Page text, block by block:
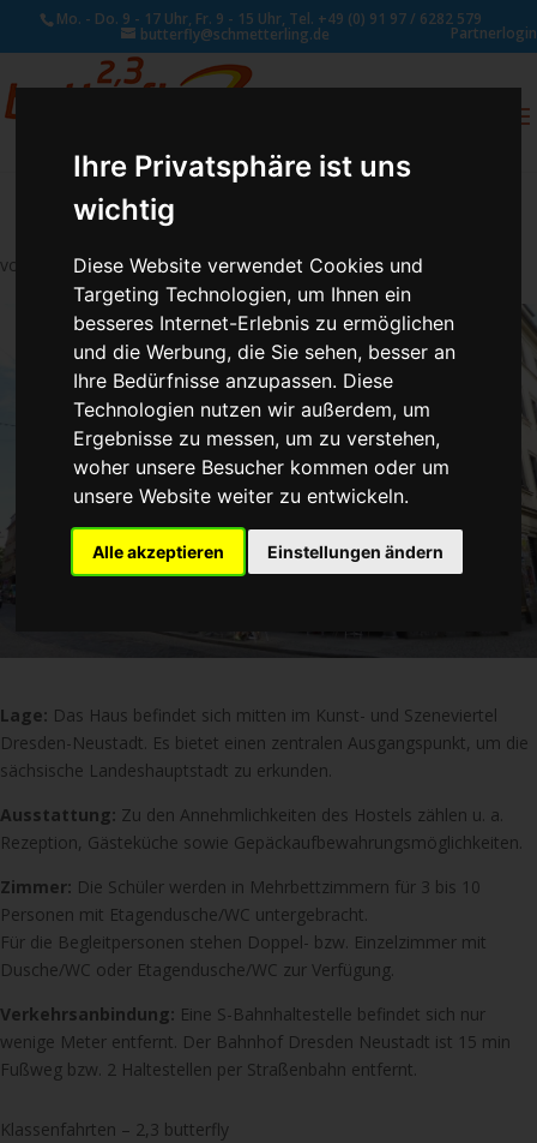
Ihre Privatsphäre ist uns
wichtig
Diese Website verwendet Cookies und
Targeting Technologien, um Ihnen ein
besseres Internet-Erlebnis zu ermöglichen
und die Werbung, die Sie sehen, besser an
Ihre Bedürfnisse anzupassen. Diese
Technologien nutzen wir außerdem, um
Ergebnisse zu messen, um zu verstehen,
woher unsere Besucher kommen oder um
unsere Website weiter zu entwickeln.
Alle akzeptieren Einstellungen ändern
Mo. - Do. 9 - 17 Uhr, Fr. 9 - 15 Uhr, Tel. +49 (0) 91 97 / 6282 579
butterfly@schmetterling.de Partnerlogin
von Susan Naumann|Jan. 18, 2018
Lage: Das Haus befindet sich mitten im Kunst- und Szeneviertel
Dresden-Neustadt. Es bietet einen zentralen Ausgangspunkt, um die
sächsische Landeshauptstadt zu erkunden.
Ausstattung: Zu den Annehmlichkeiten des Hostels zählen u. a.
Rezeption, Gästeküche sowie Gepäckaufbewahrungsmöglichkeiten.
Zimmer: Die Schüler werden in Mehrbettzimmern für 3 bis 10
Personen mit Etagendusche/WC untergebracht.
Für die Begleitpersonen stehen Doppel- bzw. Einzelzimmer mit
Dusche/WC oder Etagendusche/WC zur Verfügung.
Verkehrsanbindung: Eine S-Bahnhaltestelle befindet sich nur
wenige Meter entfernt. Der Bahnhof Dresden Neustadt ist 15 min
Fußweg bzw. 2 Haltestellen per Straßenbahn entfernt.
Klassenfahrten – 2,3 butterfly